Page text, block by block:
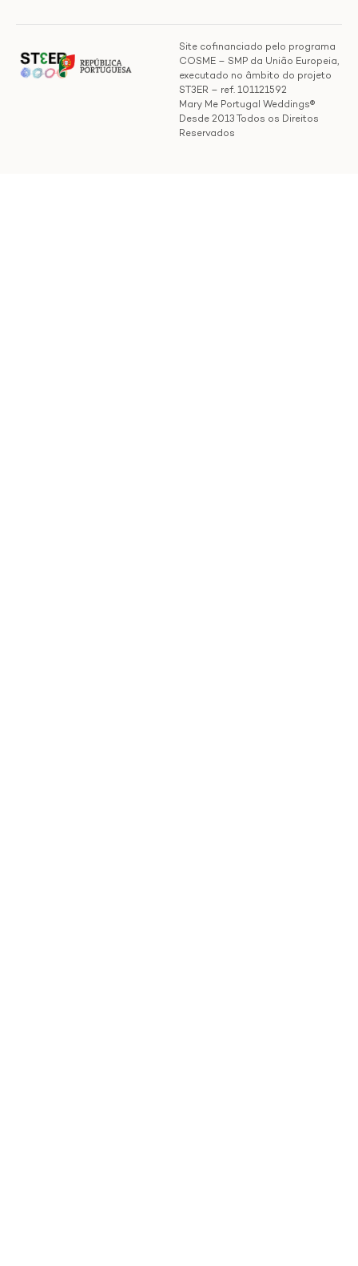
Site cofinanciado pelo programa
COSME – SMP da União Europeia,
executado no âmbito do projeto
ST3ER – ref. 101121592
Mary Me Portugal Weddings®
Desde 2013 Todos os Direitos
Reservados